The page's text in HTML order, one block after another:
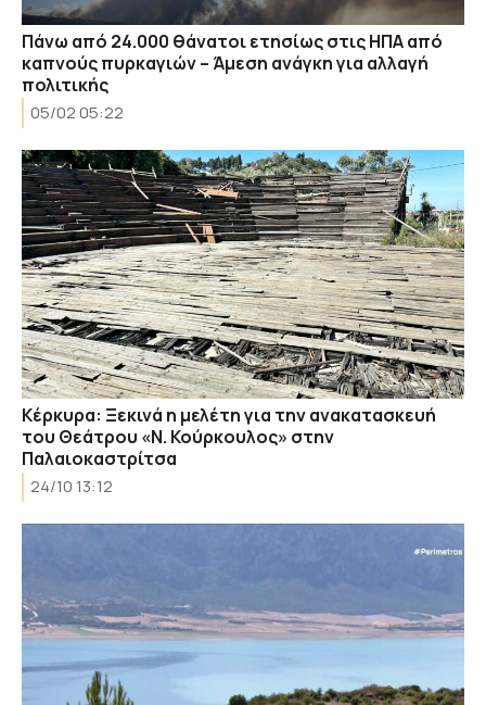
Πάνω από 24.000 θάνατοι ετησίως στις ΗΠΑ από
καπνούς πυρκαγιών – Άμεση ανάγκη για αλλαγή
πολιτικής
05/02 05:22
Κέρκυρα: Ξεκινά η μελέτη για την ανακατασκευή
του Θεάτρου «Ν. Κούρκουλος» στην
Παλαιοκαστρίτσα
24/10 13:12